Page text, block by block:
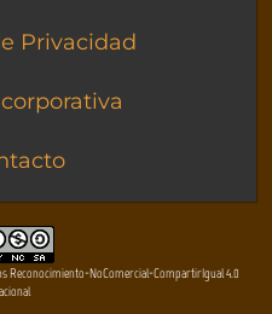
Privacidad
Reconocimiento-NoComercial-CompartirIgual 4.0